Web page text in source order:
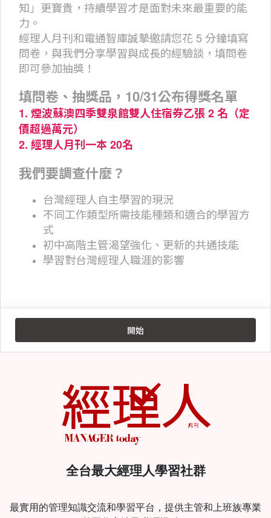
全台最大經理人學習社群
最實用的管理知識交流和學習平台，提供主管和上班族專業